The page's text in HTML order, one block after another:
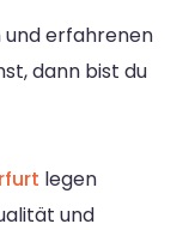
und erfahrenen
dann bist du
legen
und